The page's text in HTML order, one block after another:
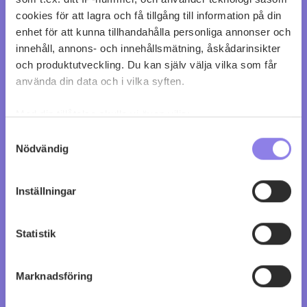
cookies för att lagra och få tillgång till information på din
enhet för att kunna tillhandahålla personliga annonser och
innehåll, annons- och innehållsmätning, åskådarinsikter
och produktutveckling. Du kan själv välja vilka som får
använda din data och i vilka syften.
Med din tillåtelse skulle vi även vilja:
som kan ha en noggrannhet på upp till flera meter
Ta reda på mer om hur dina personliga uppgifter
Du kan ändra eller dra tillbaka ditt samtycke när som
Denna webbplats innehåller information om
Nödvändig
Inställningar
Statistik
Marknadsföring
Crazy Cat Chenin Blanc & Muscat